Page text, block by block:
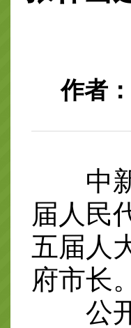
作者：
中新
届人民
五届人
府市长。
公开